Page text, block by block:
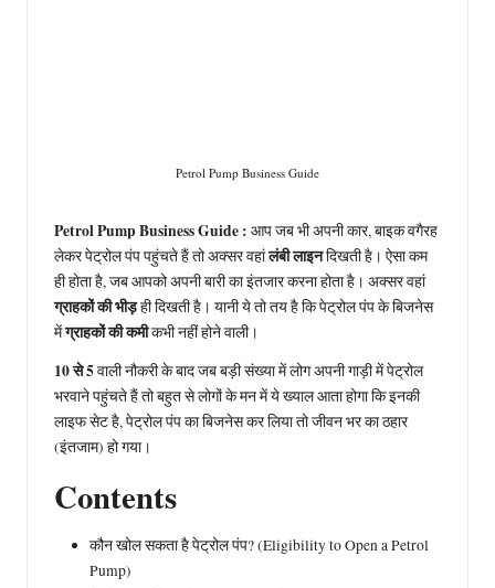
Petrol Pump Business Guide
Petrol Pump Business Guide : आप जब भी अपनी कार, बाइक वगैरह
लेकर पेट्रोल पंप पहुंचते हैं तो अक्सर वहांलंबी लाइनदिखती है। ऐसा कम
ही होता है, जब आपको अपनी बारी का इंतजार करना होता है। अक्सर वहां
ग्राहकों की भीड़ही दिखती है। यानी ये तो तय है कि पेट्रोल पंप के बिजनेस
मेंग्राहकों की कमीकभी नहीं होने वाली।
10 से 5वाली नौकरी के बाद जब बड़ी संख्या में लोग अपनी गाड़ी में पेट्रोल
भरवाने पहुंचते हैं तो बहुत से लोगों के मन में ये ख्याल आता होगा कि इनकी
लाइफ सेट है, पेट्रोल पंप का बिजनेस कर लिया तो जीवन भर का ठहार
(इंतजाम) हो गया।
Contents
कौन खोल सकता है पेट्रोल पंप? (Eligibility to Open a Petrol
Pump)